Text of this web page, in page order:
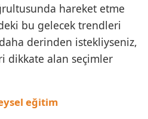
hareket etme
bu gelecek trendleri
derinden istekliyseniz,
dikkate alan seçimler
eğitim